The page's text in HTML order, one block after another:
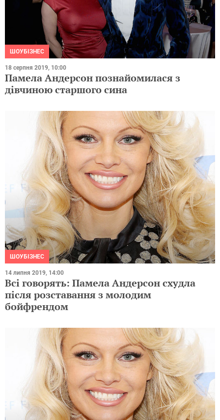
ШОУБІЗНЕС
18 серпня 2019, 10:00
Памела Андерсон познайомилася з
дівчиною старшого сина
ШОУБІЗНЕС
14 липня 2019, 14:00
Всі говорять: Памела Андерсон схудла
після розставання з молодим
бойфрендом